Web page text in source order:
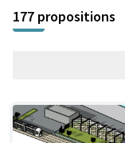
177 propositions